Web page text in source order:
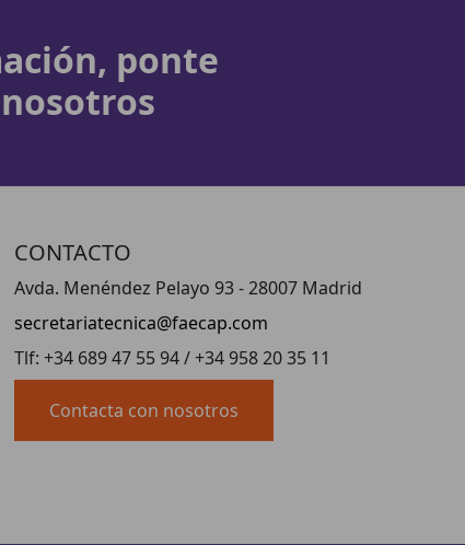
ponte
CONTACTO
Avda. Menéndez Pelayo 93 - 28007 Madrid
secretariatecnica@faecap.com
Tlf: +34 689 47 55 94 / +34 958 20 35 11
Contacta con nosotros